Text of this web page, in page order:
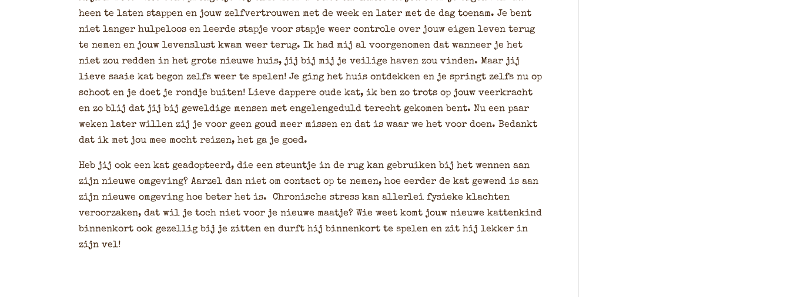
heen te laten stappen en jouw zelfvertrouwen met de week en later met de dag toenam. Je bent
niet langer hulpeloos en leerde stapje voor stapje weer controle over jouw eigen leven terug
te nemen en jouw levenslust kwam weer terug. Ik had mij al voorgenomen dat wanneer je het
niet zou redden in het grote nieuwe huis, jij bij mij je veilige haven zou vinden. Maar jij
lieve saaie kat begon zelfs weer te spelen! Je ging het huis ontdekken en je springt zelfs nu op
schoot en je doet je rondje buiten! Lieve dappere oude kat, ik ben zo trots op jouw veerkracht
en zo blij dat jij bij geweldige mensen met engelengeduld terecht gekomen bent. Nu een paar
weken later willen zij je voor geen goud meer missen en dat is waar we het voor doen. Bedankt
dat ik met jou mee mocht reizen, het ga je goed.
Heb jij ook een kat geadopteerd, die een steuntje in de rug kan gebruiken bij het wennen aan
zijn nieuwe omgeving? Aarzel dan niet om contact op te nemen, hoe eerder de kat gewend is aan
zijn nieuwe omgeving hoe beter het is. Chronische stress kan allerlei fysieke klachten
veroorzaken, dat wil je toch niet voor je nieuwe maatje? Wie weet komt jouw nieuwe kattenkind
binnenkort ook gezellig bij je zitten en durft hij binnenkort te spelen en zit hij lekker in
zijn vel!